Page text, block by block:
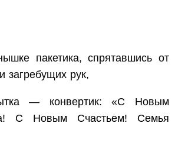
пакетика, спрятавшись от
загребущих рук,
— конвертик: «С Новым
С Новым Счастьем! Семья